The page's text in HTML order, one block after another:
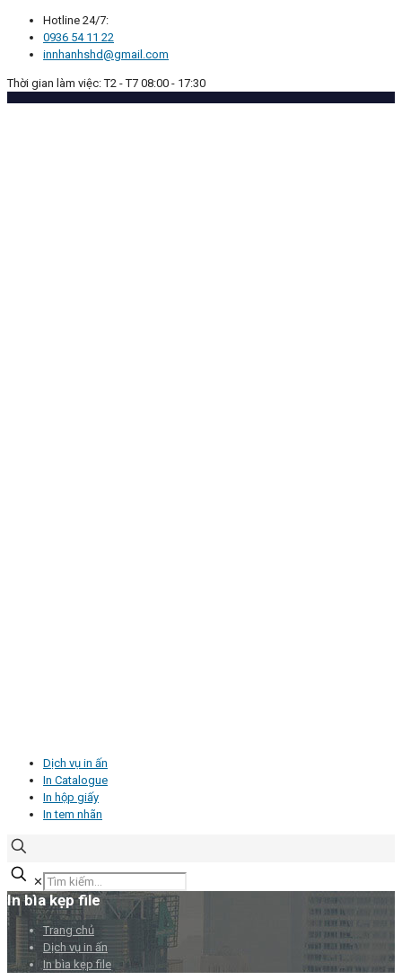
Hotline 24/7:
0936 54 11 22
innhanhshd@gmail.com
Thời gian làm việc: T2 - T7 08:00 - 17:30
Dịch vụ in ấn
In Catalogue
In hộp giấy
In tem nhãn
✕
In bìa kẹp file
Trang chủ
Dịch vụ in ấn
In bìa kẹp file